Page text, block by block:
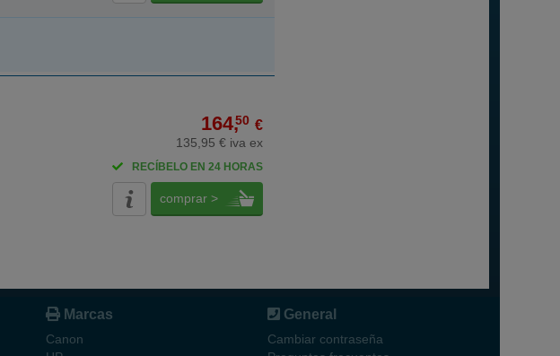
164,50 €
135,95 € iva ex
RECÍBELO EN 24 HORAS
comprar >
Marcas
Canon
General
Cambiar contraseña